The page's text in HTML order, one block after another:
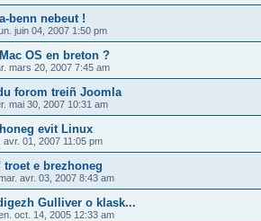
benn nebeut !
juin 04, 2007 1:50 pm
OS en breton ?
mars 20, 2007 7:45 am
forom treiñ Joomla
mai 30, 2007 10:31 am
evit Linux
avr. 01, 2007 11:05 pm
e brezhoneg
avr. 03, 2007 8:43 am
Gulliver o klask...
oct. 14, 2005 12:33 am